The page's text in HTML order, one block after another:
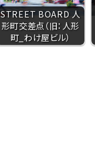
STREET BOARD 人
形町交差点（旧：人形
町_わけ屋ビル）